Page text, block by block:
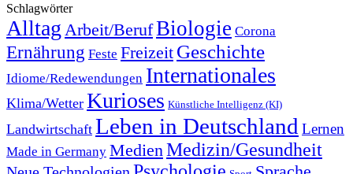
Schlagwörter
Alltag Arbeit/BerufBiologie Corona
Ernährung Feste Freizeit Geschichte
Idiome/Redewendungen Internationales
Klima/Wetter Kurioses Künstliche Intelligenz (KI)
Landwirtschaft Leben in Deutschland Lernen
Made in Germany Medien Medizin/Gesundheit